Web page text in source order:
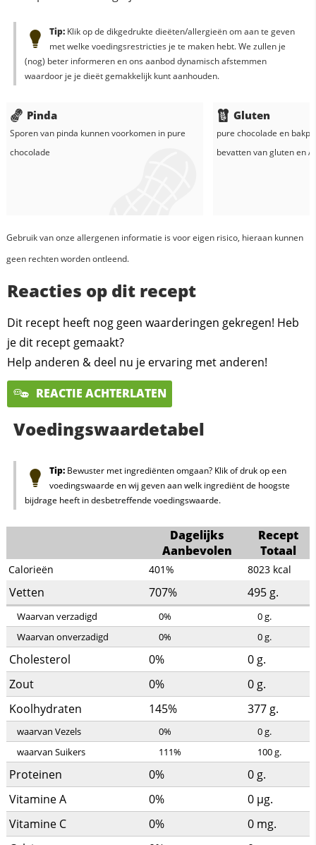
Tip:Klik op de dikgedrukte dieëten/allergieën om aan te geven
met welke voedingsrestricties je te maken hebt. We zullen je
(nog) beter informeren en ons aanbod dynamisch afstemmen
waardoor je je dieët gemakkelijk kunt aanhouden.
Pinda
Sporen van pinda kunnen voorkomen in pure
chocolade
Gluten
pure chocolade en
bevatten van gluten en
Gebruik van onze allergenen informatie is voor eigen risico, hieraan kunnen
geen rechten worden ontleend.
Reacties op dit recept
Dit recept heeft nog geen waarderingen gekregen! Heb
je dit recept gemaakt?
Help anderen & deel nu je ervaring met anderen!
REACTIE ACHTERLATEN
Voedingswaardetabel
Tip:Bewuster met ingrediënten omgaan? Klik of druk op een
voedingswaarde en wij geven aan welk ingrediënt de hoogste
bijdrage heeft in desbetreffende voedingswaarde.
Dagelijks
Aanbevolen
Recept
Totaal
Calorieën 401% 8023 kcal
Vetten 707% 495 g.
Waarvan verzadigd 0% 0g.
Waarvan onverzadigd
0% 0g.
Cholesterol 0% 0 g.
Zout
0% 0 g.
Koolhydraten
145% 377 g.
waarvan Vezels 0% 0g.
waarvan Suikers
111% 100g.
Proteinen 0% 0 g.
Vitamine A
0% 0 µg.
Vitamine C
0% 0 mg.